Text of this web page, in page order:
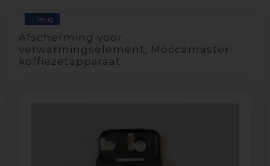
« Terug
Afscherming voor
verwarmingselement, Moccamaster
koffiezetapparaat